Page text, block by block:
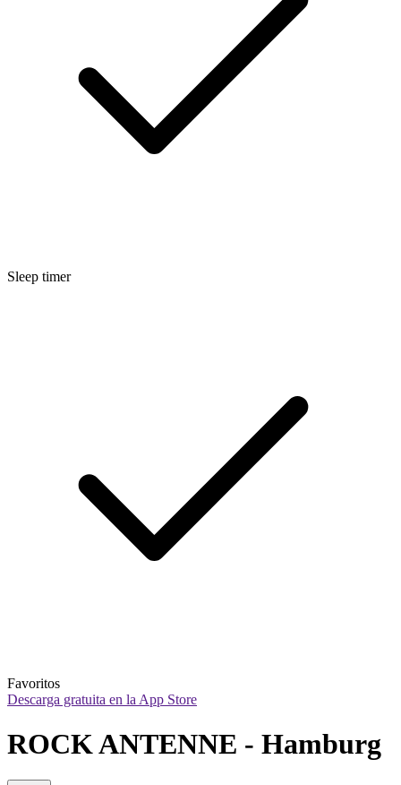
Sleep timer
Favoritos
Descarga gratuita en la App Store
ROCK ANTENNE - Hamburg